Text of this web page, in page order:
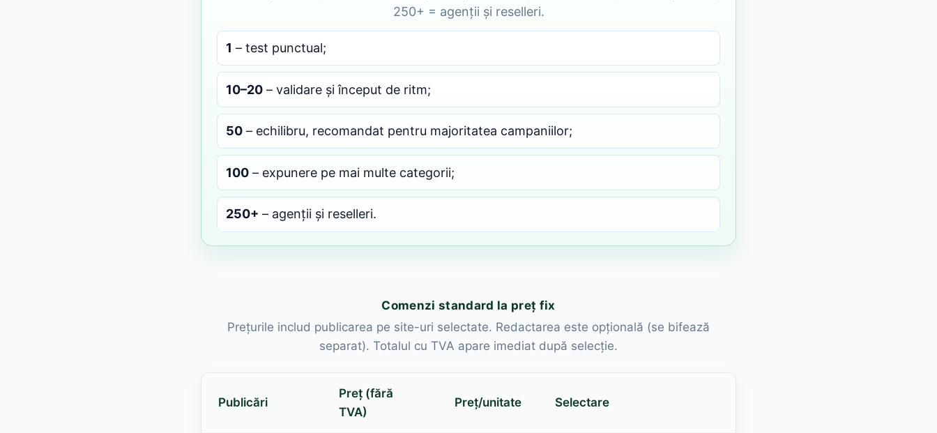
250+ = agenții și reselleri.
1 – test punctual;
10–20 – validare și început de ritm;
50 – echilibru, recomandat pentru majoritatea campaniilor;
100 – expunere pe mai multe categorii;
250+ – agenții și reselleri.
Comenzi standard la preț fix
Prețurile includ publicarea pe site-uri selectate. Redactarea este opțională (se bifează
separat). Totalul cu TVA apare imediat după selecție.
Publicări
Preț (fără
TVA)
Preț/unitate Selectare